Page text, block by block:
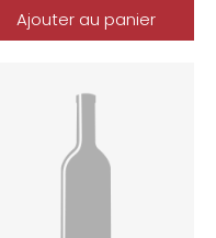
Ajouter au panier